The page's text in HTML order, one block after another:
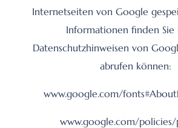
Internetseiten von Google
Informationen finden Sie
Datenschutzhinweisen von
abrufen können:
www.google.com/
www.google.com/